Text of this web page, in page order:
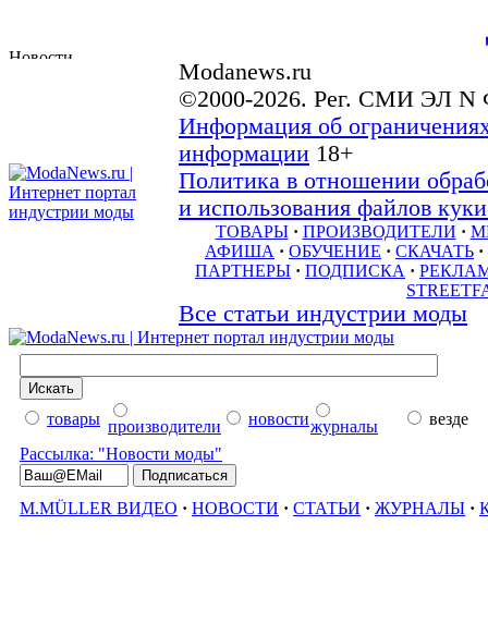
Modanews.ru
©2000-2026. Рег. СМИ ЭЛ N
Информация об
информации 18+
Политика в отношении
и использования файлов
ТОВАРЫ · ПРОИЗВОДИТЕЛИ ·
АФИША · ОБУЧЕНИЕ · СКАЧАТЬ ·
ПАРТНЕРЫ · ПОДПИСКА ·
Все статьи индустрии моды
товары производители новостижурналы
везде
Рассылка: "Новости моды"
M.MÜLLER ВИДЕО · НОВОСТИ · СТАТЬИ · ЖУРНАЛЫ ·